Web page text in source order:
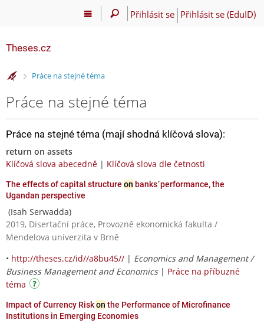
Přihlásit se Přihlásit se (EduID)
Theses.cz
>Práce na stejné téma
Práce na stejné téma
Práce na stejné téma (mají shodná klíčová slova):
return on assets
Klíčová slova abecedně | Klíčová slova dle četnosti
The effects of capital structure on banks´performance, the
Ugandan perspective
(Isah Serwadda)
2019, Disertační práce, Provozně ekonomická fakulta /
Mendelova univerzita v Brně
• http://theses.cz/id//a8bu45// | Economics and Management /
Business Management and Economics| Práce na příbuzné
téma
Impact of Currency Riskon the Performance of Microfinance
Institutions in Emerging Economies